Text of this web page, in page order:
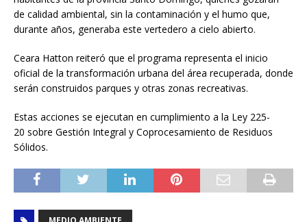
de calidad ambiental, sin la contaminación y el humo que,
durante años, generaba este vertedero a cielo abierto.
Ceara Hatton reiteró que el programa representa el inicio
oficial de la transformación urbana del área recuperada, donde
serán construidos parques y otras zonas recreativas.
Estas acciones se ejecutan en cumplimiento a la Ley 225-
20 sobre Gestión Integral y Coprocesamiento de Residuos
Sólidos.